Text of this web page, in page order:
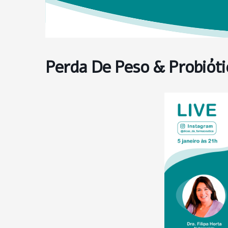
Perda De Peso &